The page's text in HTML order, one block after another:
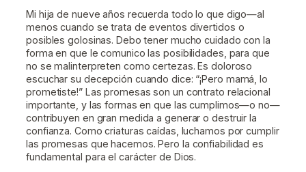
Mi hija de nueve años recuerda todo lo que digo—al
menos cuando se trata de eventos divertidos o
posibles golosinas. Debo tener mucho cuidado con la
forma en que le comunico las posibilidades, para que
no se malinterpreten como certezas. Es doloroso
escuchar su decepción cuando dice: “¡Pero mamá, lo
prometiste!” Las promesas son un contrato relacional
importante, y las formas en que las cumplimos—o no—
contribuyen en gran medida a generar o destruir la
confianza. Como criaturas caídas, luchamos por cumplir
las promesas que hacemos. Pero la confiabilidad es
fundamental para el carácter de Dios.